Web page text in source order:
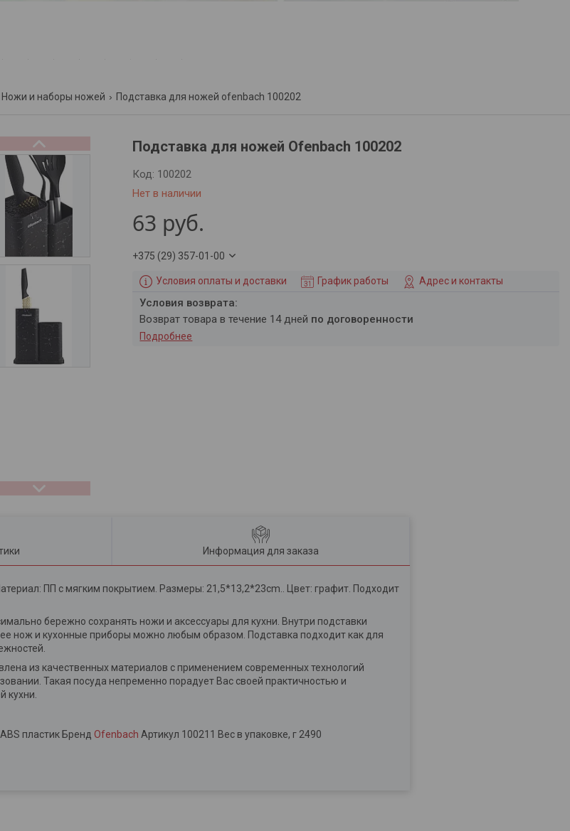
Ножи и наборы ножей Подставка для ножей ofenbach 100202
Подставка для ножей Ofenbach 100202
Нет в наличии
Код: 100202
63 руб.
+375 (29) 357-01-00
Условия оплаты и доставки График работы Адрес и контакты
возврат товара в течение 14 дней по договоренности
Подробнее
Информация для заказа
ПП с мягким покрытием. Размеры: 21,5*13,2*23cm.. Цвет: графит. Подходит
бережно сохранять ножи и аксессуары для кухни. Внутри подставки
нож и кухонные приборы можно любым образом. Подставка подходит как для
из качественных материалов с применением современных технологий
Такая посуда непременно порадует Вас своей практичностью и
кухни.
пластик Бренд Ofenbach Артикул 100211 Вес в упаковке, г 2490